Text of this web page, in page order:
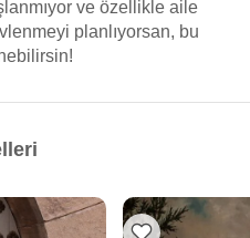
ve özellikle aile
planlıyorsan, bu